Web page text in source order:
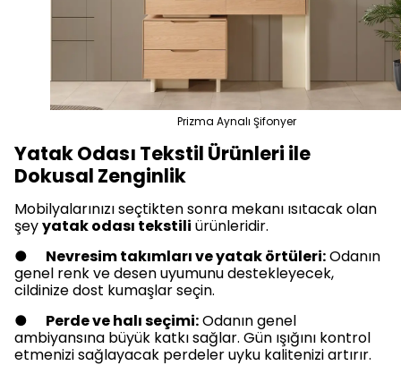
Prizma Aynalı Şifonyer
Yatak Odası Tekstil Ürünleri ile
Dokusal Zenginlik
Mobilyalarınızı seçtikten sonra mekanı ısıtacak olan
şeyyatak odası tekstili ürünleridir.
● Nevresim takımları ve yatak örtüleri:Odanın
genel renk ve desen uyumunu destekleyecek,
cildinize dost kumaşlar seçin.
● Perde ve halı seçimi:Odanın genel
ambiyansına büyük katkı sağlar. Gün ışığını kontrol
etmenizi sağlayacak perdeler uyku kalitenizi artırır.